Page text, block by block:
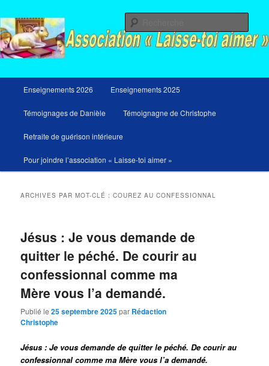
au
contenu
principal
au
contenu
secondaire
principal
Enseignements 2026 Enseignements 2025
Témoignages de Danièle Témoignagne de Christophe
Retraite de guérison intérieure
Pour joindre l’association « Laisse-toi aimer »
ARCHIVES PAR MOT-CLÉ :COUREZ AU CONFESSIONNAL
Jésus : Je vous demande de
quitter le péché. De courir au
confessionnal comme ma
Mère vous l’a demandé.
Publié le25 septembre 2025par Rédaction
Christophe
Jésus : Je vous demande de quitter le péché. De courir au
confessionnal comme ma Mère vous l’a demandé.